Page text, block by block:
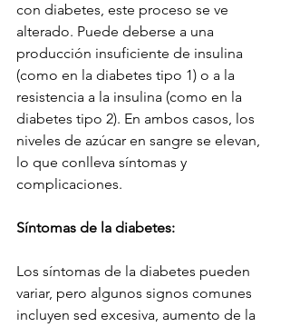
con diabetes, este proceso se ve
alterado. Puede deberse a una
producción insuficiente de insulina
(como en la diabetes tipo 1) o a la
resistencia a la insulina (como en la
diabetes tipo 2). En ambos casos, los
niveles de azúcar en sangre se elevan,
lo que conlleva síntomas y
complicaciones.
Síntomas de la diabetes:
Los síntomas de la diabetes pueden
variar, pero algunos signos comunes
incluyen sed excesiva, aumento de la